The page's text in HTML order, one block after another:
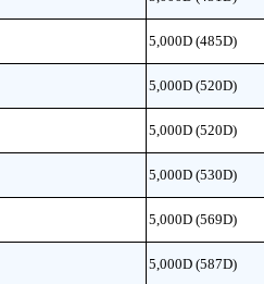
5,000D (485D)
5,000D (520D)
5,000D (520D)
5,000D (530D)
5,000D (569D)
5,000D (587D)